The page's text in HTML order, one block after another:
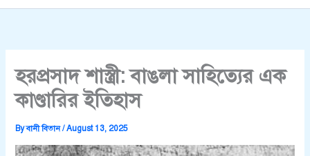
হরপ্রসাদ শাস্ত্রী: বাঙলা সাহিত্যের এক
কাণ্ডারির ইতিহাস
Byবানী বিতান/August 13, 2025